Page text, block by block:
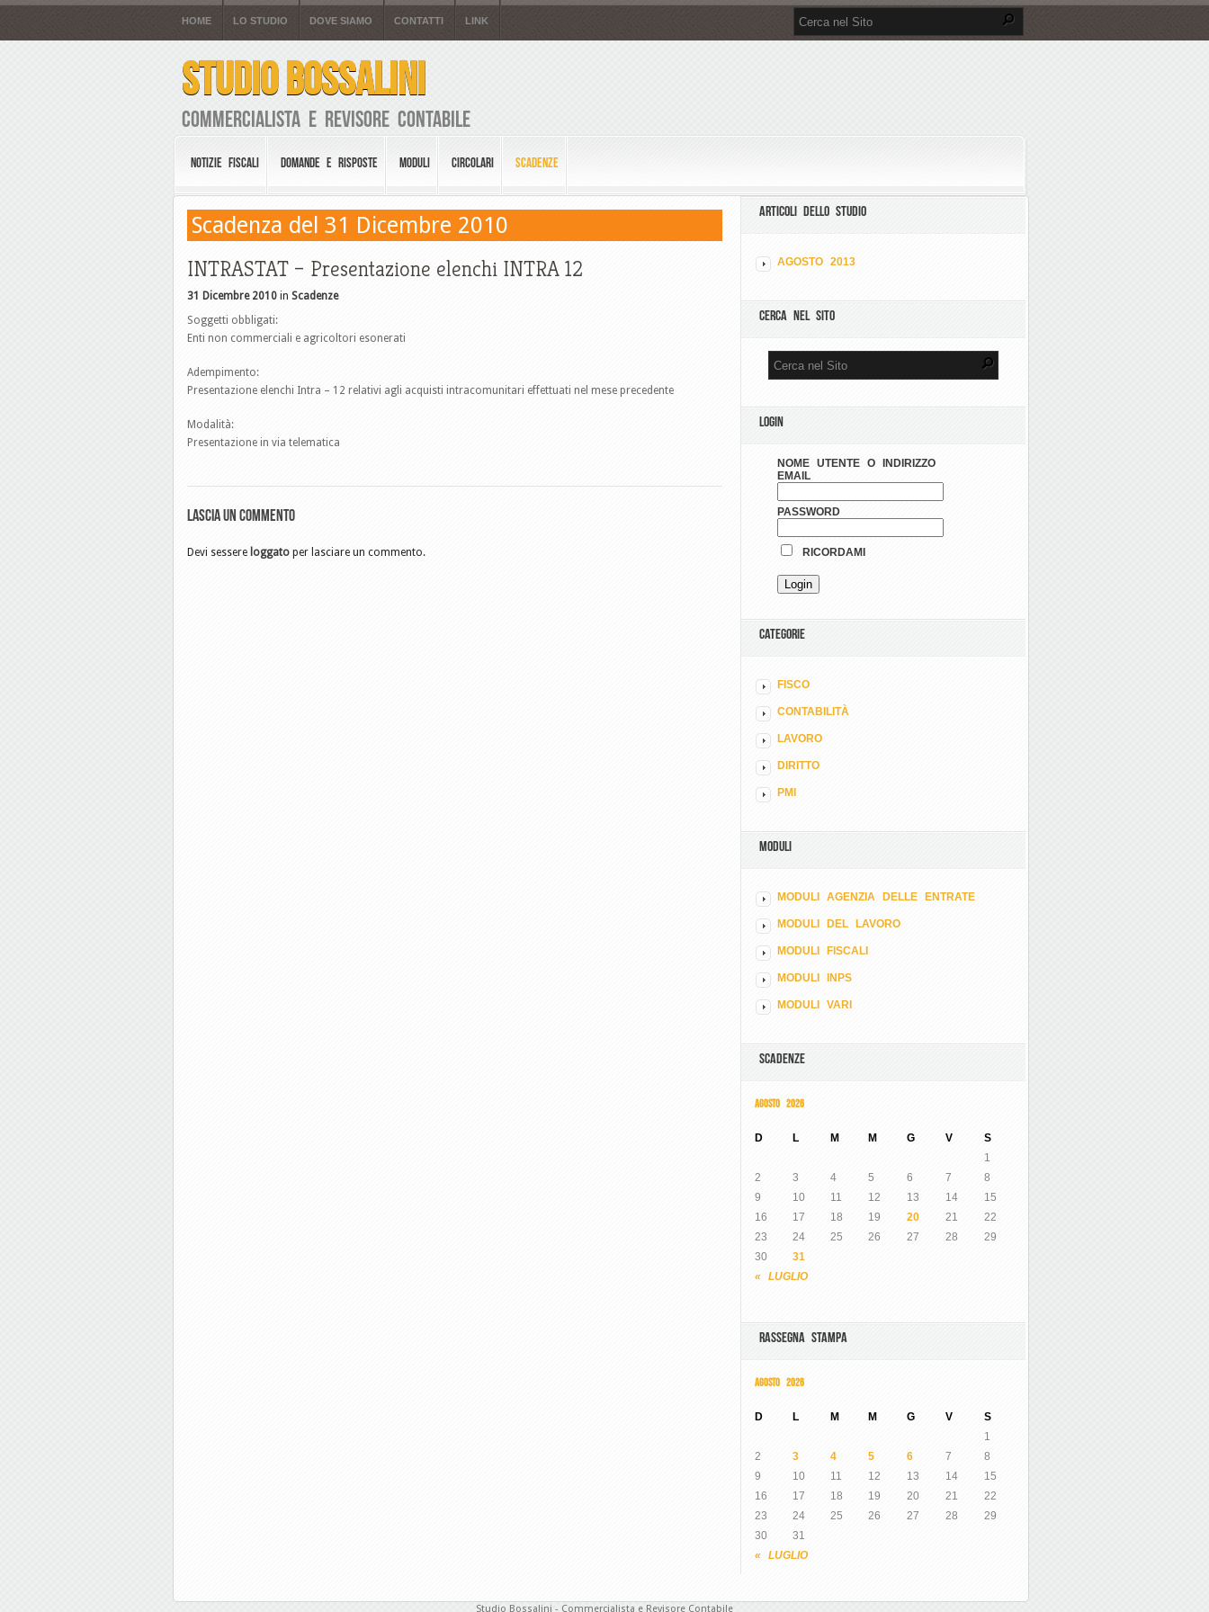
HOME LO STUDIO DOVE SIAMO CONTATTI LINK
STUDIO BOSSALINI
Commercialista e Revisore Contabile
NOTIZIE FISCALI DOMANDE E RISPOSTE MODULI CIRCOLARI SCADENZE
Scadenza del 31 Dicembre 2010
INTRASTAT – Presentazione elenchi INTRA 12
31 Dicembre 2010 in Scadenze
Soggetti obbligati:
Enti non commerciali e agricoltori esonerati
Adempimento:
Presentazione elenchi Intra – 12 relativi agli acquisti intracomunitari effettuati nel mese precedente
Modalità:
Presentazione in via telematica
Lascia un commento
Devi sessere loggato per lasciare un commento.
ARTICOLI DELLO STUDIO
AGOSTO 2013
CERCA NEL SITO
LOGIN
NOME UTENTE O INDIRIZZO
EMAIL
PASSWORD
RICORDAMI
CATEGORIE
FISCO
CONTABILITÀ
LAVORO
DIRITTO
PMI
MODULI
MODULI AGENZIA DELLE ENTRATE
MODULI DEL LAVORO
MODULI FISCALI
MODULI INPS
MODULI VARI
SCADENZE
AGOSTO 2026
D L M M G V S
« LUGLIO
1
2
3 4 5 6 7
8
9
10 11 12 13 14
15
16
17 18 19 20 21
22
23
24 25 26 27 28
29
30
31
RASSEGNA STAMPA
AGOSTO 2026
D L M M G V S
« LUGLIO
1
2
3 4 5 6 7
8
9
10 11 12 13 14
15
16
17 18 19 20 21
22
23
24 25 26 27 28
29
30
31
Studio Bossalini - Commercialista e Revisore Contabile